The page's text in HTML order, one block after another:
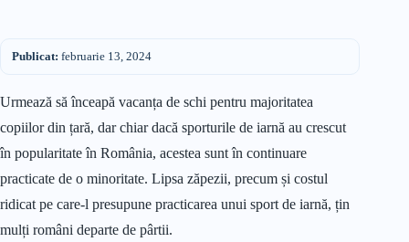
Publicat: februarie 13, 2024
Urmează să înceapă vacanța de schi pentru majoritatea
copiilor din țară, dar chiar dacă sporturile de iarnă au crescut
în popularitate în România, acestea sunt în continuare
practicate de o minoritate. Lipsa zăpezii, precum și costul
ridicat pe care-l presupune practicarea unui sport de iarnă, țin
mulți români departe de pârtii.